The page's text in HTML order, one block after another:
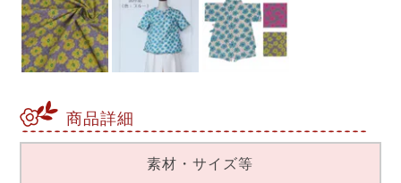
商品詳細
素材・サイズ等